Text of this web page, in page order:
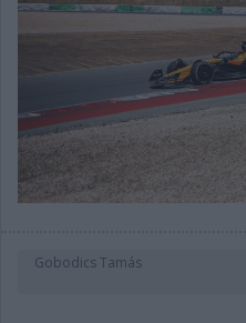
Gobodics Tamás